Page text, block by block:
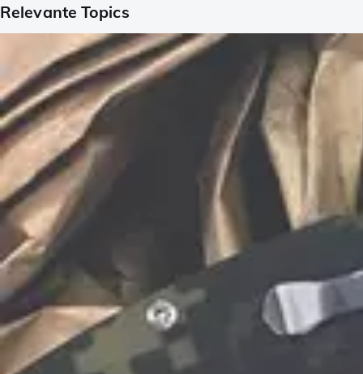
Relevante Topics